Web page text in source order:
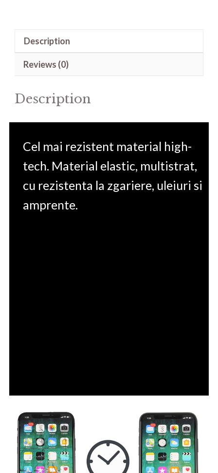
W296)
Description
Reviews (0)
Description
Cel mai rezistent material high-
tech. Material elastic, multistrat,
cu rezistenta la zgariere, uleiuri si
amprente.